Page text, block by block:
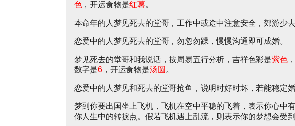
色 ，开运食物是红薯。
本命年的人梦见死去的堂哥，工作中或途中注意安全，郊游少去
恋爱中的人梦见死去的堂哥，勿忽勿躁，慢慢沟通即可成婚。
梦见死去的堂哥和我说话，按周易五行分析，吉祥色彩是紫色
数字是6 ，开运食物是汤圆 。
恋爱中的人梦见和死去的堂哥抢鱼，说明时好时坏，若能稳定婚
梦到你要出国坐上飞机，飞机在空中平稳的飞着，表示你心中
你人生中的转捩点。假若飞机遇上乱流，则表示你的梦想会受到